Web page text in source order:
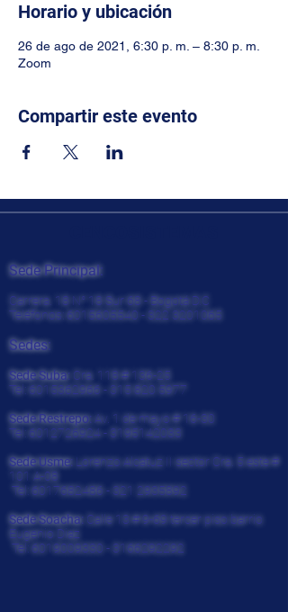
Horario y ubicación
26 de ago de 2021, 6:30 p. m. – 8:30 p. m.
Zoom
Compartir este evento
Sede Principal:
Carrera. 18 N° 18 Sur 68 - Bogotá D.C
Teléfonos: 6015605540 - 322 3201065
Sedes:
Sede Suba: Cra. 118 # 136-25
Tel: 6015362966 - 315 820 5977
Sede Restrepo: Av. 1 de mayo # 16-30
Tel: 6012726924- 3195142033
Sede Usme: Lorenzo Alcatuz II sector Cra. 5 este #
101 A-08
Tel: 6017682486 - 321 2935892
Sede Soacha: Calle 13 # 9-69 tercer piso barrio
Eugenio Diaz
Tel: 6019009330 - 3166292292